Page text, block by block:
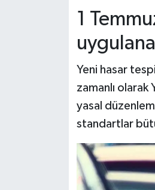
1
Yeni hasar
zamanlı
yasal
standartlar